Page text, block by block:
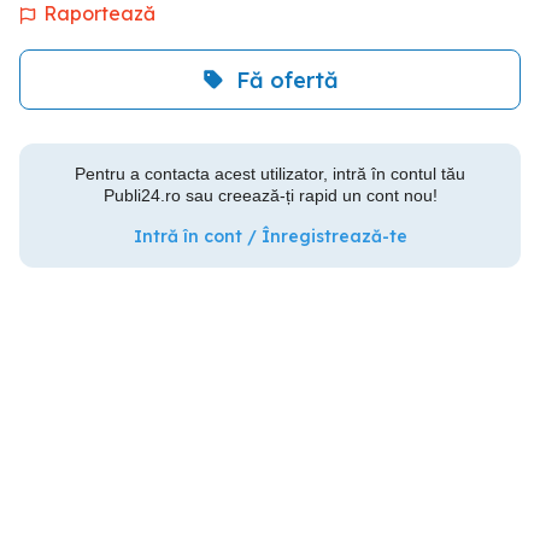
Raportează
Fă ofertă
Pentru a contacta acest utilizator, intră în contul tău
Publi24.ro sau creează-ți rapid un cont nou!
Intră în cont / Înregistrează-te